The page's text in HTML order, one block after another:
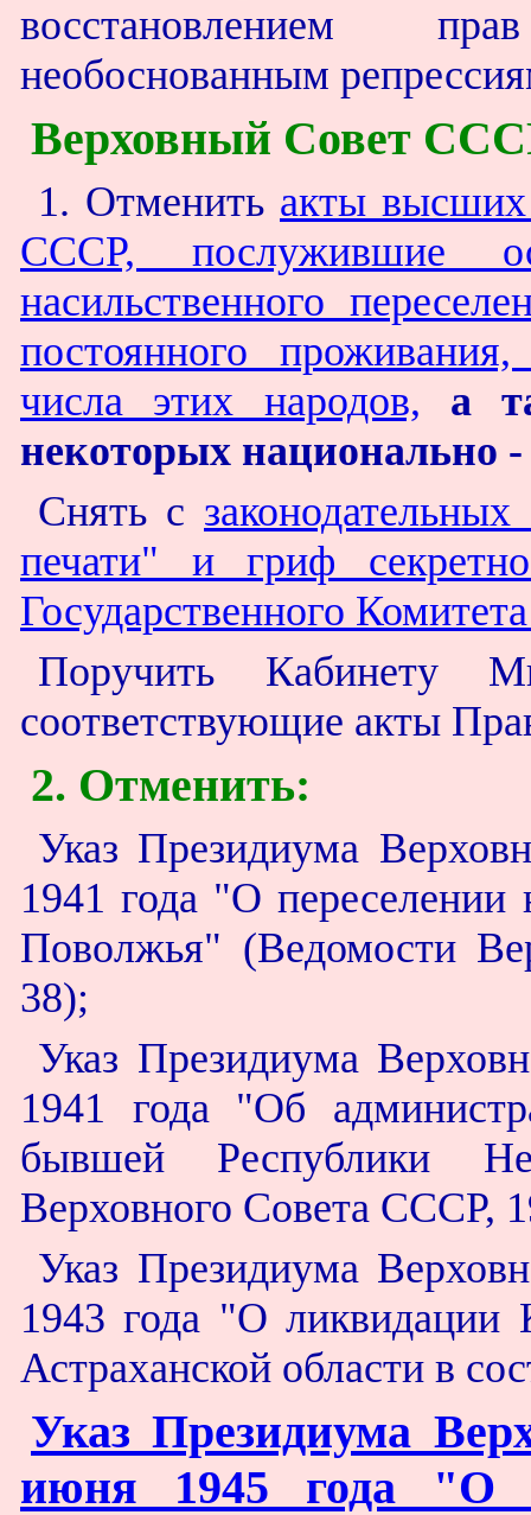
восстановлением
необоснованным
Верховный Совет
1. Отменить акты высших
СССР, послужившие
насильственного
постоянного
числа этих народов,
а
некоторых национально -
Снять с
печати" и гриф
Государственного
Поручить Кабинету
соответствующие акты
2. Отменить:
Указ Президиума
1941 года "О
Поволжья" (Ведомости
38);
Указ Президиума
1941 года "Об
бывшей Республики
Верховного Совета СССР,
Указ Президиума
1943 года "О
Астраханской области в
Указ Президиума
июня 1945 года "О